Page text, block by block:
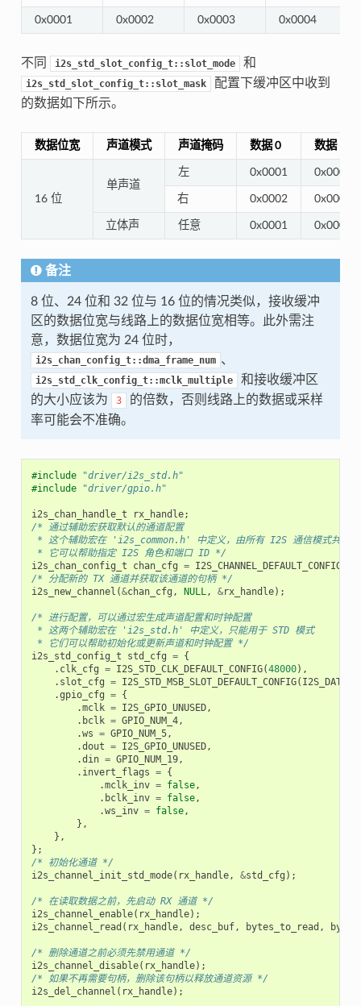
0x0001 0x0002 0x0003 0x0004
不同 i2s_std_slot_config_t::slot_mode 和
i2s_std_slot_config_t::slot_mask
配置下缓冲区中收到
的数据如下所示。
数据位宽 声道模式 声道掩码 数据 0 数据 1
16 位
单声道
左 0x0001 0x0003
右 0x0002 0x0004
立体声 任意 0x0001 0x0002
备注
8 位、24 位和 32 位与 16 位的情况类似，接收缓冲
区的数据位宽与线路上的数据位宽相等。此外需注
意，数据位宽为 24 位时，
i2s_chan_config_t::dma_frame_num 、
i2s_std_clk_config_t::mclk_multiple
和接收缓冲区
的大小应该为
3
的倍数，否则线路上的数据或采样
率可能会不准确。
#include
"driver/i2s_std.h"
#include
"driver/gpio.h"
i2s_chan_handle_t rx_handle;
/* 通过辅助宏获取默认的通道配置
* 这个辅助宏在 'i2s_common.h' 中定义，由所有 I2S 通信模式共享
* 它可以帮助指定 I2S 角色和端口 ID */
i2s_chan_config_t
chan_cfg = I2S_CHANNEL_DEFAULT_CONFIG
/* 分配新的 TX 通道并获取该通道的句柄 */
i2s_new_channel (&chan_cfg , NULL, &rx_handle);
/* 进行配置，可以通过宏生成声道配置和时钟配置
* 这两个辅助宏在 'i2s_std.h' 中定义，只能用于 STD 模式
* 它们可以帮助初始化或更新声道和时钟配置 */
i2s_std_config_t
std_cfg = {
. clk_cfg = I2S_STD_CLK_DEFAULT_CONFIG(48000),
. slot_cfg = I2S_STD_MSB_SLOT_DEFAULT_CONFIG(
.gpio_cfg = {
.mclk = I2S_GPIO_UNUSED,
. bclk = GPIO_NUM_4,
.ws = GPIO_NUM_5,
.dout = I2S_GPIO_UNUSED,
.din = GPIO_NUM_19,
. invert_flags = {
.mclk_inv = false,
. bclk_inv = false,
.ws_inv = false,
},
},
};
/* 初始化通道 */
i2s_channel_init_std_mode( rx_handle, &std_cfg );
/* 在读取数据之前，先启动 RX 通道 */
i2s_channel_enable( rx_handle);
i2s_channel_read ( rx_handle, desc_buf, bytes_to_read ,
/* 删除通道之前必须先禁用通道 */
i2s_channel_disable( rx_handle);
/* 如果不再需要句柄，删除该句柄以释放通道资源 */
i2s_del_channel ( rx_handle);